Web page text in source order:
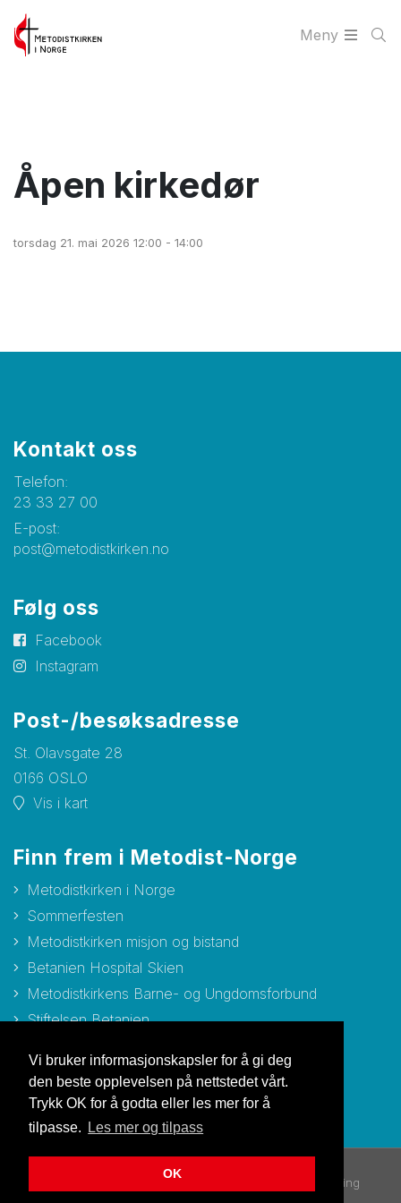
Vi bruker informasjonskapsler for å gi deg
den beste opplevelsen på nettstedet vårt.
Trykk OK for å godta eller les mer for å
tilpasse.
Les mer og tilpass
OK
Meny
Åpen kirkedør
torsdag 21. mai 2026 12:00 - 14:00
Kontakt oss
Telefon:
23 33 27 00
E-post:
post@metodistkirken.no
Følg oss
Facebook
Instagram
Post-/besøksadresse
St. Olavsgate 28
0166 OSLO
Vis i kart
Finn frem i Metodist-Norge
Metodistkirken i Norge
Sommerfesten
Metodistkirken misjon og bistand
Betanien Hospital Skien
Metodistkirkens Barne- og Ungdomsforbund
Stiftelsen Betanien
Personvernerklæring